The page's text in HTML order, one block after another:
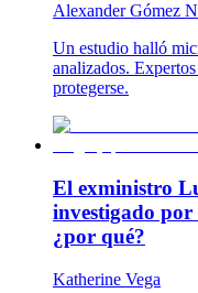
Alexander Gómez
Un estudio halló
analizados.
protegerse.
El exministro
investigado
¿por qué?
Katherine Vega